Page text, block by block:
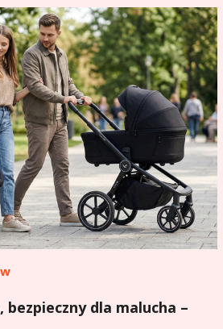
dla malucha –